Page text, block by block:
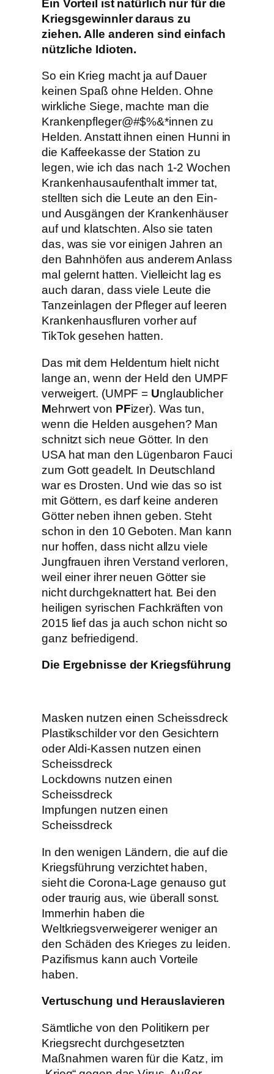
Ein Vorteil ist natürlich nur für die
Kriegsgewinnler daraus zu
ziehen. Alle anderen sind einfach
nützliche Idioten.
So ein Krieg macht ja auf Dauer
keinen Spaß ohne Helden. Ohne
wirkliche Siege, machte man die
Krankenpfleger@#$%&*innen zu
Helden. Anstatt ihnen einen Hunni in
die Kaffeekasse der Station zu
legen, wie ich das nach 1-2 Wochen
Krankenhausaufenthalt immer tat,
stellten sich die Leute an den Ein-
und Ausgängen der Krankenhäuser
auf und klatschten. Also sie taten
das, was sie vor einigen Jahren an
den Bahnhöfen aus anderem Anlass
mal gelernt hatten. Vielleicht lag es
auch daran, dass viele Leute die
Tanzeinlagen der Pfleger auf leeren
Krankenhausfluren vorher auf
TikTok gesehen hatten.
Das mit dem Heldentum hielt nicht
lange an, wenn der Held den UMPF
verweigert. (UMPF = Unglaublicher
Mehrwert von PFizer). Was tun,
wenn die Helden ausgehen? Man
schnitzt sich neue Götter. In den
USA hat man den Lügenbaron Fauci
zum Gott geadelt. In Deutschland
war es Drosten. Und wie das so ist
mit Göttern, es darf keine anderen
Götter neben ihnen geben. Steht
schon in den 10 Geboten. Man kann
nur hoffen, dass nicht allzu viele
Jungfrauen ihren Verstand verloren,
weil einer ihrer neuen Götter sie
nicht durchgeknattert hat. Bei den
heiligen syrischen Fachkräften von
2015 lief das ja auch schon nicht so
ganz befriedigend.
Die Ergebnisse der Kriegsführung
Masken nutzen einen Scheissdreck
Plastikschilder vor den Gesichtern
oder Aldi-Kassen nutzen einen
Scheissdreck
Lockdowns nutzen einen
Scheissdreck
Impfungen nutzen einen
Scheissdreck
In den wenigen Ländern, die auf die
Kriegsführung verzichtet haben,
sieht die Corona-Lage genauso gut
oder traurig aus, wie überall sonst.
Immerhin haben die
Weltkriegsverweigerer weniger an
den Schäden des Krieges zu leiden.
Pazifismus kann auch Vorteile
haben.
Vertuschung und Herauslavieren
Sämtliche von den Politikern per
Kriegsrecht durchgesetzten
Maßnahmen waren für die Katz, im